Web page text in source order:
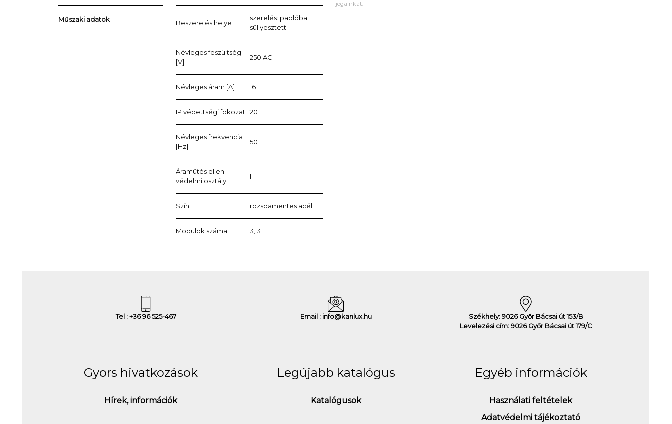
Műszaki adatok Beszerelés helye
szerelés: padlóba
süllyesztett
Névleges feszültség
[V]
250 AC
Névleges áram [A] 16
IP védettségi fokozat 20
Névleges frekvencia
[Hz]
50
Áramütés elleni
védelmi osztály
I
Szín rozsdamentes acél
Modulok száma 3, 3
jogainkat.
Tel : +36 96 525-467 Email : info@kanlux.hu
Székhely: 9026 Győr Bácsai út 153/B
Levelezési cím: 9026 Győr Bácsai út 179/C
Gyors hivatkozások
Hírek, információk
Legújabb katalógus
Katalógusok
Egyéb információk
Használati feltételek
Adatvédelmi tájékoztató